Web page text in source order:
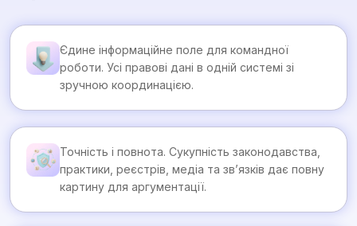
Єдине інформаційне поле для командної
роботи. Усі правові дані в одній системі зі
зручною координацією.
Точність і повнота. Сукупність законодавства,
практики, реєстрів, медіа та зв’язків дає повну
картину для аргументації.